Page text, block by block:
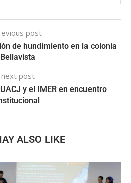
post
de hundimiento en la colonia
Bellavista
next post
y el IMER en encuentro
ALSO LIKE